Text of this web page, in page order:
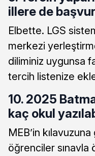
illere de
Elbette. LGS
merkezi
diliminiz uygunsa
tercih listenize
10. 2025
kaç okul
MEB’in
öğrenciler sınavla